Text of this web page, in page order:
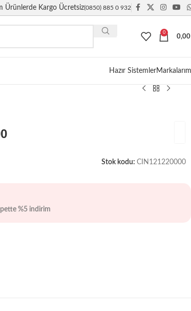
Ürünlerde Kargo Ücretsiz(0850) 885 0 932
0
Hazır Sistemler
Stok kodu: CIN121220000
%5 indirim